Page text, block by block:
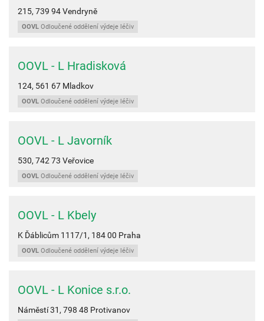
215, 739 94Vendryně
OOVL Odloučené oddělení výdeje léčiv
OOVL - L Hradisková
124, 561 67 Mladkov
OOVL Odloučené oddělení výdeje léčiv
OOVL - L Javorník
530, 742 73 Veřovice
OOVL Odloučené oddělení výdeje léčiv
OOVL - L Kbely
K Ďáblicům 1117/1, 184 00 Praha
OOVL Odloučené oddělení výdeje léčiv
OOVL - L Konice s.r.o.
Náměstí 31, 798 48 Protivanov